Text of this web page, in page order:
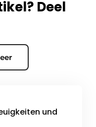
Deel
und